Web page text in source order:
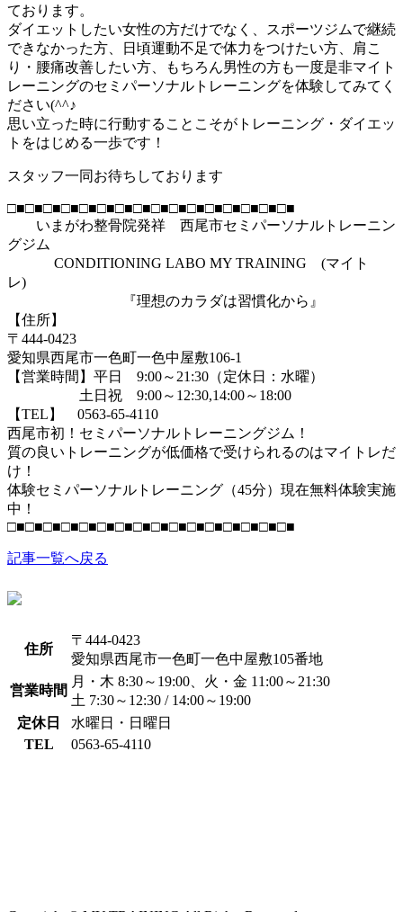
ております。
ダイエットしたい女性の方だけでなく、スポーツジムで継続
できなかった方、日頃運動不足で体力をつけたい方、肩こ
り・腰痛改善したい方、もちろん男性の方も一度是非マイト
レーニングのセミパーソナルトレーニングを体験してみてく
ださい(^^♪
思い立った時に行動することこそがトレーニング・ダイエッ
トをはじめる一歩です！
スタッフ一同お待ちしております
□■□■□■□■□■□■□■□■□■□■□■□■□■□■□■□■
いまがわ整骨院発祥 西尾市セミパーソナルトレーニン
グジム
CONDITIONING LABO MY TRAINING (マイト
レ)
『理想のカラダは習慣化から』
【住所】
〒444-0423
愛知県西尾市一色町一色中屋敷106-1
【営業時間】平日 9:00～21:30（定休日：水曜）
土日祝 9:00～12:30,14:00～18:00
【TEL】 0563-65-4110
西尾市初！セミパーソナルトレーニングジム！
質の良いトレーニングが低価格で受けられるのはマイトレだ
け！
体験セミパーソナルトレーニング（45分）現在無料体験実施
中！
□■□■□■□■□■□■□■□■□■□■□■□■□■□■□■□■
記事一覧へ戻る
住所
〒444-0423
愛知県西尾市一色町一色中屋敷105番地
営業時間
月・木 8:30～19:00、火・金 11:00～21:30
土 7:30～12:30 / 14:00～19:00
定休日
水曜日・日曜日
TEL
0563-65-4110